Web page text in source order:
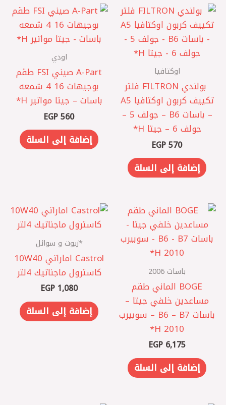
اوكتافيا
‏ بولندي FILTRON فلتر
تكييف كربون اوكتافيا A5
– باسات B6 – جولف 5 –
جولف 6 – جيتا ‏H*
EGP570
إضافة إلى السلة
اودي
A-Part صيني FSI طقم
بوجيهات 16 4 شمعه
باسات – جيتا مواتير H*
EGP560
إضافة إلى السلة
باسات 2006
BOGE الماني طقم
مساعدين خلفي جيتا –
باسات B6 – B7 – سوبيرب
2010 H*
EGP6,175
إضافة إلى السلة
*زيوت و سوائل
Castrol اماراتي 10W40
كاسترول ماجناتيك 4لتر
EGP1,080
إضافة إلى السلة